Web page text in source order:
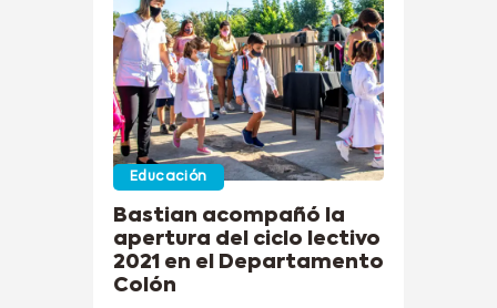
Educación
Bastian acompañó la
apertura del ciclo lectivo
2021 en el Departamento
Colón